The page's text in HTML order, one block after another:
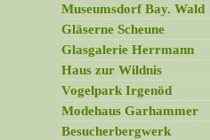
Museumsdorf Bay. Wald
Gläserne Scheune
Glasgalerie Herrmann
Haus zur Wildnis
Vogelpark Irgenöd
Modehaus Garhammer
Besucherbergwerk